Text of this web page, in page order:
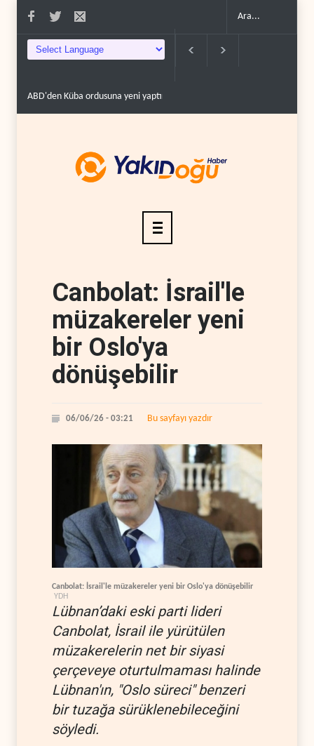
ABD'den Küba ordusuna yeni yaptırımlar..
Canbolat: İsrail'le
müzakereler yeni
bir Oslo'ya
dönüşebilir
06/06/26 - 03:21 Bu sayfayı yazdır
Canbolat: İsrail'le müzakereler yeni bir Oslo'ya dönüşebilir
YDH
Lübnan’daki eski parti lideri
Canbolat, İsrail ile yürütülen
müzakerelerin net bir siyasi
çerçeveye oturtulmaması halinde
Lübnan'ın, "Oslo süreci" benzeri
bir tuzağa sürüklenebileceğini
söyledi.